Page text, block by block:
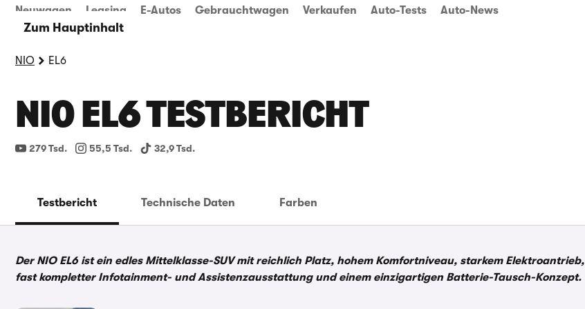
Zum Hauptinhalt
Neuwagen Leasing E-Autos Gebrauchtwagen Verkaufen Auto-Tests Auto-News
NIO EL6
NIO EL6 TESTBERICHT
279 Tsd. 55,5 Tsd. 32,9 Tsd.
Testbericht Technische Daten Farben
Der NIO EL6 ist ein edles Mittelklasse-SUV mit reichlich Platz, hohem Komfortniveau, starkem Elektroantrieb,
fast kompletter Infotainment- und Assistenzausstattung und einem einzigartigen Batterie-Tausch-Konzept.